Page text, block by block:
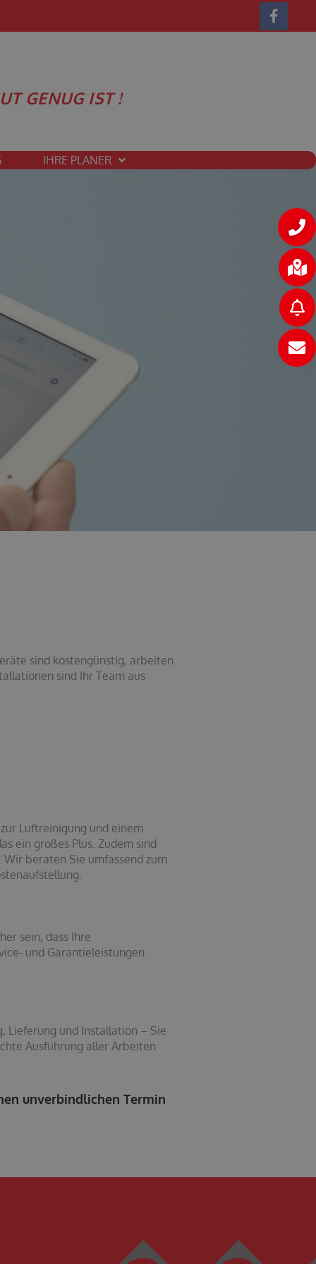
GENUG IST !
IHRE PLANER
sind kostengünstig, arbeiten
sind Ihr Team aus
Luftreinigung und einem
ein großes Plus. Zudem sind
beraten Sie umfassend zum
sein, dass Ihre
und Garantieleistungen
Lieferung und Installation – Sie
Ausführung aller Arbeiten
unverbindlichen Termin